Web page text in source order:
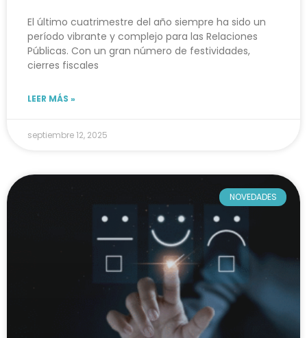
El último cuatrimestre del año siempre ha sido un
período vibrante y complejo para las Relaciones
Públicas. Con un gran número de festividades,
cierres fiscales
LEER MÁS »
septiembre 12, 2025
NOVEDADES